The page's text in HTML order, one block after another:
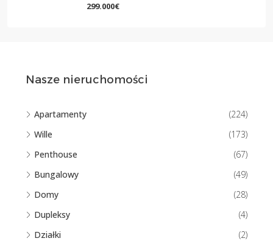
299.000€
Nasze nieruchomości
Apartamenty
(224)
Wille
(173)
Penthouse
(67)
Bungalowy
(49)
Domy
(28)
Dupleksy
(4)
Działki
(2)